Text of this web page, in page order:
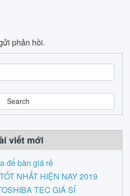
phản hồi.
e
a
r
c
viết mới
để bàn giá rẻ
NHẤT HIỆN NAY 2019
TEC GIÁ SỈ